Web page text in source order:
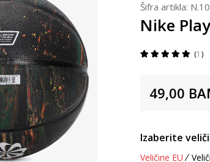
Šifra artikla:
Nike
1
49,00
Izaberite
Veličine EU